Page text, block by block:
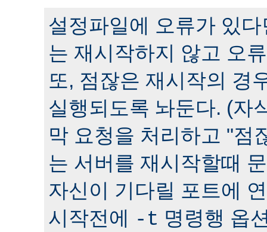
설정파일에 오류가 있
는 재시작하지 않고 오
또, 점잖은 재시작의 경
실행되도록 놔둔다. (자
막 요청을 처리하고 "점
는 서버를 재시작할때
자신이 기다릴 포트에
시작전에
-t 명령행 옵